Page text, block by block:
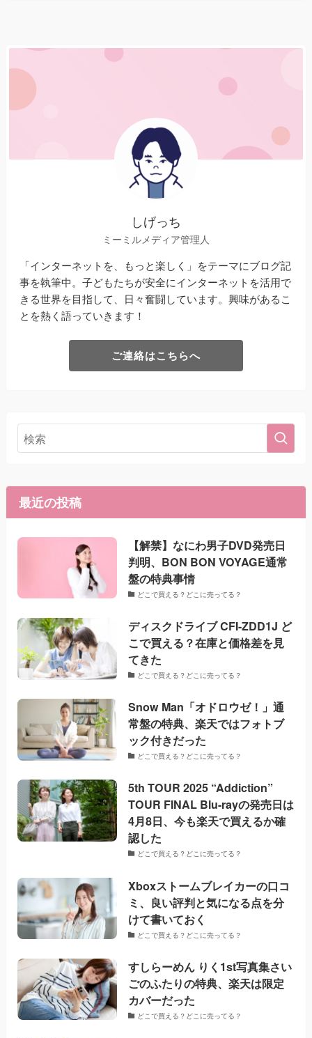
しげっち
ミーミルメディア管理人
「インターネットを、もっと楽しく」をテーマにブログ記
事を執筆中。子どもたちが安全にインターネットを活用で
きる世界を目指して、日々奮闘しています。興味があるこ
とを熱く語っていきます！
ご連絡はこちらへ
最近の投稿
【解禁】なにわ男子DVD発売日
判明、BON BON VOYAGE通常
盤の特典事情
どこで買える？どこに売ってる？
ディスクドライブ CFI-ZDD1J ど
こで買える？在庫と価格差を見
てきた
どこで買える？どこに売ってる？
Snow Man「オドロウゼ！」通
常盤の特典、楽天ではフォトブ
ック付きだった
どこで買える？どこに売ってる？
5th TOUR 2025 “Addiction”
TOUR FINAL Blu-rayの発売日は
4月8日、今も楽天で買えるか確
認した
どこで買える？どこに売ってる？
Xboxストームブレイカーの口コ
ミ、良い評判と気になる点を分
けて書いておく
どこで買える？どこに売ってる？
すしらーめん りく1st写真集さい
ごのふたりの特典、楽天は限定
カバーだった
どこで買える？どこに売ってる？